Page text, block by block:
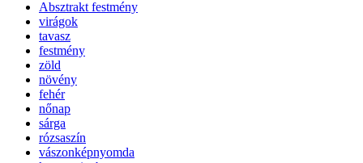
Absztrakt festmény
virágok
tavasz
festmény
zöld
növény
fehér
nőnap
sárga
rózsaszín
vászonképnyomda